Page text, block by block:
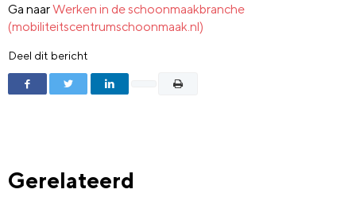
Ga naarWerken in de schoonmaakbranche
(mobiliteitscentrumschoonmaak.nl)
Deel dit bericht
Gerelateerd